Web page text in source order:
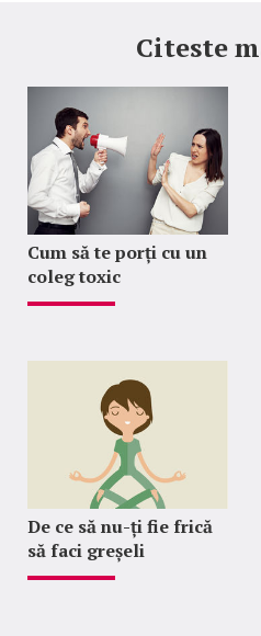
Citeste
Cum să te porți cu un
coleg toxic
De ce să nu-ți fie frică
să faci greșeli